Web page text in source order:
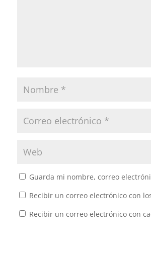
Guarda mi nombre, correo
Recibir un correo electrónico con
Recibir un correo electrónico con